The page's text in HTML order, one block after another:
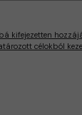
kifejezetten
célokból